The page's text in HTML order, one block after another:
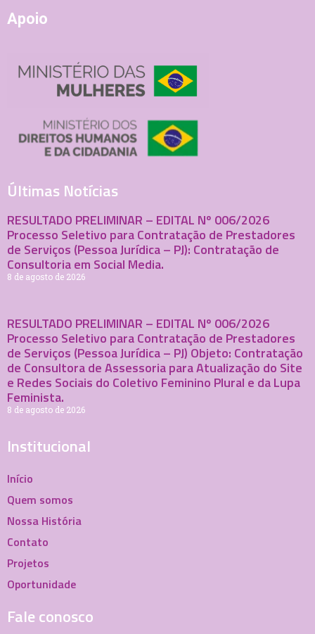
Apoio
Últimas Notícias
RESULTADO PRELIMINAR – EDITAL Nº 006/2026
Processo Seletivo para Contratação de Prestadores
de Serviços (Pessoa Jurídica – PJ): Contratação de
Consultoria em Social Media.
8 de agosto de 2026
RESULTADO PRELIMINAR – EDITAL Nº 006/2026
Processo Seletivo para Contratação de Prestadores
de Serviços (Pessoa Jurídica – PJ) Objeto: Contratação
de Consultora de Assessoria para Atualização do Site
e Redes Sociais do Coletivo Feminino Plural e da Lupa
Feminista.
8 de agosto de 2026
Institucional
Início
Quem somos
Nossa História
Contato
Projetos
Oportunidade
Fale conosco